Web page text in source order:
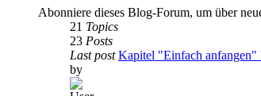
Abonniere dieses Blog-Forum, um über
21 Topics
23 Posts
Last post Kapitel "Einfach
by